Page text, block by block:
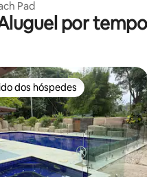
Pad
por
preferidos dos
dos hóspedes